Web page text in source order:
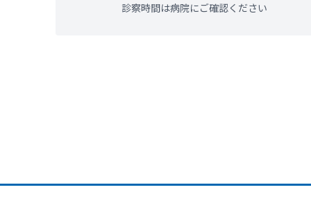
診察時間は病院にご確認ください